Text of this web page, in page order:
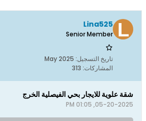
Lina525
Senior Member
تاريخ التسجيل: May 2025
المشاركات: 313
شقة علوية للايجار بحي الفيصلية الخرج
05-20-2025, 01:05 PM